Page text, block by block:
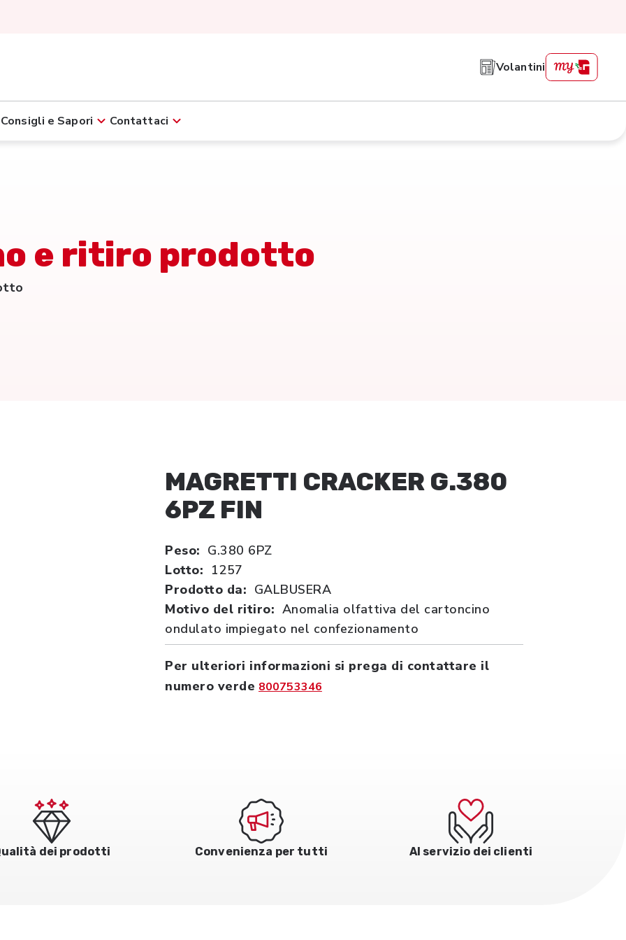
Volantini
Consigli e Sapori Contattaci
e ritiro prodotto
MAGRETTI CRACKER G.380
6PZ FIN
Peso: G.380 6PZ
Lotto: 1257
Prodotto da: GALBUSERA
Motivo del ritiro: Anomalia olfattiva del cartoncino
ondulato impiegato nel confezionamento
Per ulteriori informazioni si prega di contattare il
numero verde 800753346
dei prodotti Convenienza per tutti Al servizio dei clienti